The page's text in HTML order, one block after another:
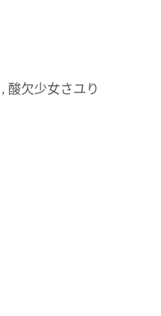
, 酸欠少女さユり